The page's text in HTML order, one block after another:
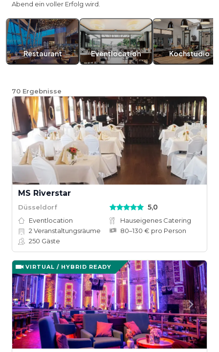
Abend ein voller Erfolg wird.
Restaurant Eventlocation Kochstudio
70 Ergebnisse
MS Riverstar
Düsseldorf 5,0
Eventlocation
Hauseigenes Catering
2 Veranstaltungsräume
80–130 € pro Person
250 Gäste
VIRTUAL / HYBRID READY